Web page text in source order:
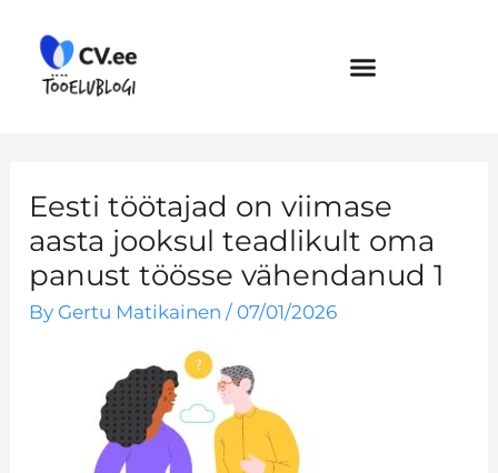
content
Eesti töötajad on viimase
aasta jooksul teadlikult oma
panust töösse vähendanud 1
By Gertu Matikainen/ 07/01/2026